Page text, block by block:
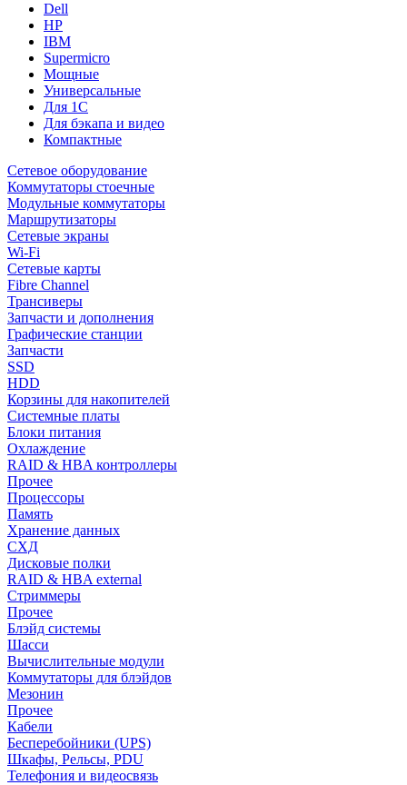
Dell
HP
IBM
Supermicro
Мощные
Универсальные
Для 1С
Для бэкапа и видео
Компактные
Сетевое оборудование
Коммутаторы стоечные
Модульные коммутаторы
Маршрутизаторы
Сетевые экраны
Wi-Fi
Сетевые карты
Fibre Channel
Трансиверы
Запчасти и дополнения
Графические станции
Запчасти
SSD
HDD
Корзины для накопителей
Системные платы
Блоки питания
Охлаждение
RAID & HBA контроллеры
Прочее
Процессоры
Память
Хранение данных
СХД
Дисковые полки
RAID & HBA external
Стриммеры
Прочее
Блэйд системы
Шасси
Вычислительные модули
Коммутаторы для блэйдов
Мезонин
Прочее
Кабели
Бесперебойники (UPS)
Шкафы, Рельсы, PDU
Телефония и видеосвязь